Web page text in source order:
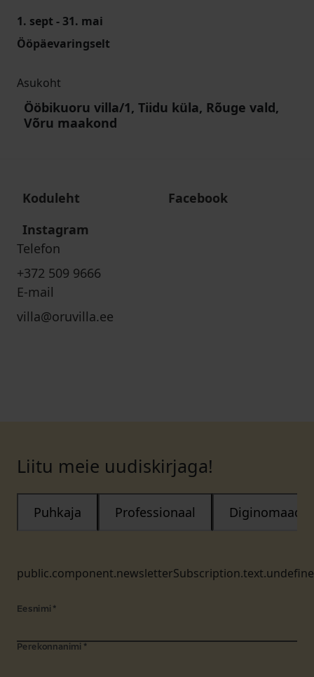
1. sept - 31. mai
Ööpäevaringselt
Asukoht
Ööbikuoru villa/1, Tiidu küla, Rõuge vald,
Võru maakond
Koduleht
Facebook
Instagram
Telefon
+372 509 9666
E-mail
villa@oruvilla.ee
Liitu meie uudiskirjaga!
Puhkaja Professionaal Diginomaad
Eesnimi *
Perekonnanimi *